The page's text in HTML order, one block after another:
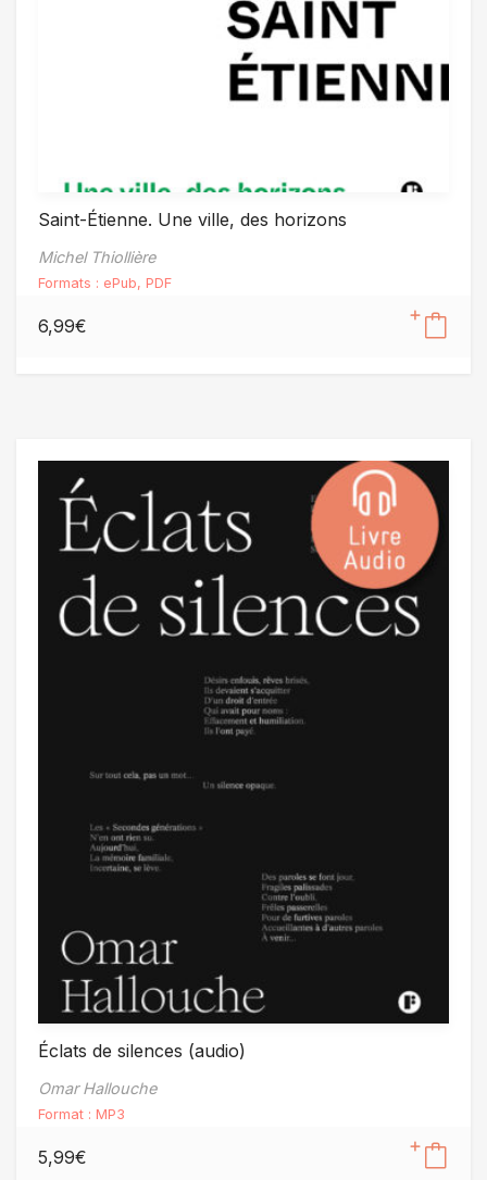
Saint-Étienne. Une ville, des horizons
Michel Thiollière
Formats : ePub, PDF
6,99€
Éclats de silences (audio)
Omar Hallouche
Format : MP3
5,99€